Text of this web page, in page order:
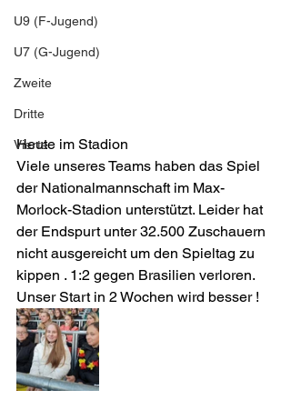
U9 (F-Jugend)
U7 (G-Jugend)
Zweite
Dritte
Vierte
Heute im Stadion
Viele unseres Teams haben das Spiel
der Nationalmannschaft im Max-
Morlock-Stadion unterstützt. Leider hat
der Endspurt unter 32.500 Zuschauern
nicht ausgereicht um den Spieltag zu
kippen . 1:2 gegen Brasilien verloren.
Unser Start in 2 Wochen wird besser !